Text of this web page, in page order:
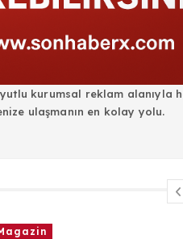
kurumsal reklam alanıyla
ulaşmanın en kolay yolu.